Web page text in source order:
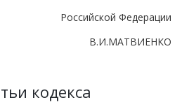
Российской Федерации
В.И.МАТВИЕНКО
кодекса